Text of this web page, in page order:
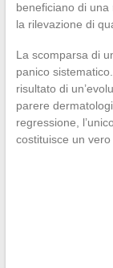
beneficiano di una
la rilevazione di
La scomparsa di
panico
risultato di
parere
regressione,
costituisce un